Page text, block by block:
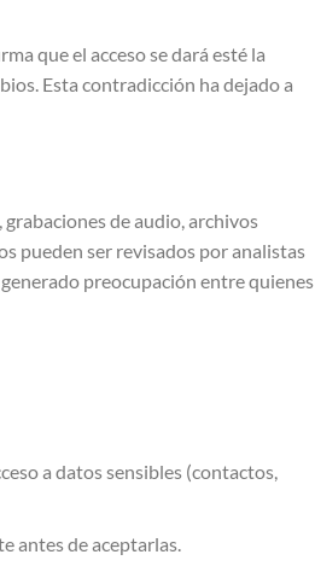
que el acceso se dará esté la
Esta contradicción ha dejado a
de audio, archivos
pueden ser revisados por analistas
preocupación entre quienes
a datos sensibles (contactos,
antes de aceptarlas.